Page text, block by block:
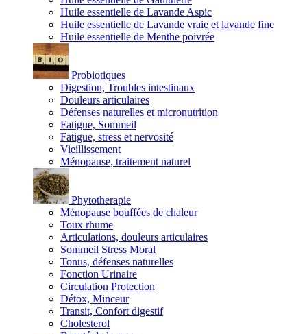
Huile essentielle de Lavande Aspic
Huile essentielle de Lavande vraie et lavande fine
Huile essentielle de Menthe poivrée
Probiotiques
Digestion, Troubles intestinaux
Douleurs articulaires
Défenses naturelles et micronutrition
Fatigue, Sommeil
Fatigue, stress et nervosité
Vieillissement
Ménopause, traitement naturel
Phytotherapie
Ménopause bouffées de chaleur
Toux rhume
Articulations, douleurs articulaires
Sommeil Stress Moral
Tonus, défenses naturelles
Fonction Urinaire
Circulation Protection
Détox, Minceur
Transit, Confort digestif
Cholesterol